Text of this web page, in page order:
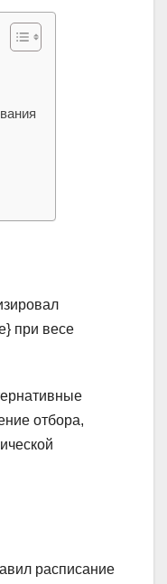
при весе
отбора,
расписание